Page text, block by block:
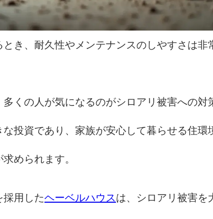
とき、耐久性やメンテナンスのしやすさは非
多くの人が気になるのがシロアリ被害への対
な投資であり、家族が安心して暮らせる住環
められます。
採用したヘーベルハウス は、シロアリ被害を